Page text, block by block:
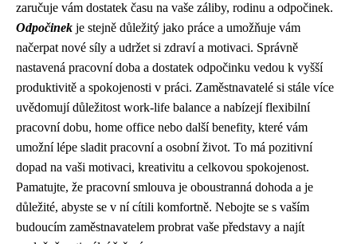
zaručuje vám dostatek času na vaše záliby, rodinu a odpočinek.
Odpočinek je stejně důležitý jako práce a umožňuje vám
načerpat nové síly a udržet si zdraví a motivaci. Správně
nastavená pracovní doba a dostatek odpočinku vedou k vyšší
produktivitě a spokojenosti v práci. Zaměstnavatelé si stále více
uvědomují důležitost work-life balance a nabízejí flexibilní
pracovní dobu, home office nebo další benefity, které vám
umožní lépe sladit pracovní a osobní život. To má pozitivní
dopad na vaši motivaci, kreativitu a celkovou spokojenost.
Pamatujte, že pracovní smlouva je oboustranná dohoda a je
důležité, abyste se v ní cítili komfortně. Nebojte se s vaším
budoucím zaměstnavatelem probrat vaše představy a najít